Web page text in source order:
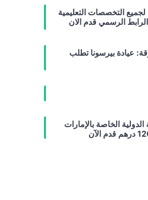
التخصصات التعليمية
الرابط الرسمي قدم الان
عيادة بيرسونا تطلب
الخاصة بالإمارات